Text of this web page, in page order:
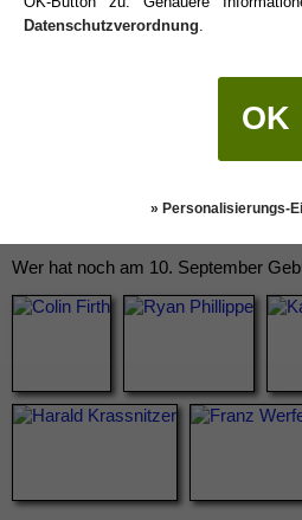
Wer hat noch am 10. September
Datenschutzverordnung
OK
» Personalisierungs-